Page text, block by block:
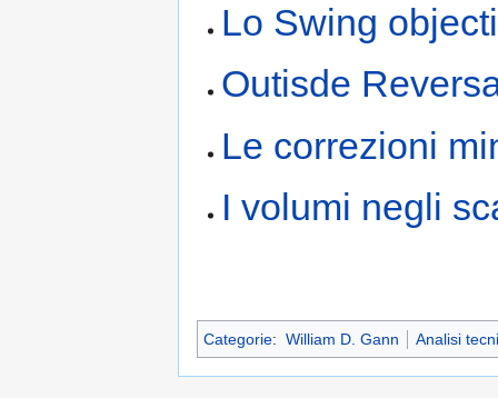
Lo Swing
Outisde
Le correzioni
I volumi negli
Categorie: William D. Gann Analisi